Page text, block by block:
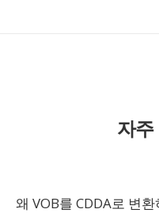
자
왜 VOB를 CDDA로 변환